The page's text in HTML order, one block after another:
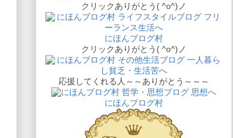
クリックありがとう( ^o^)ノ
にほんブログ村
クリックありがとう( ^o^)ノ
応援してくれる人～～ありがとう～～～
にほんブログ村